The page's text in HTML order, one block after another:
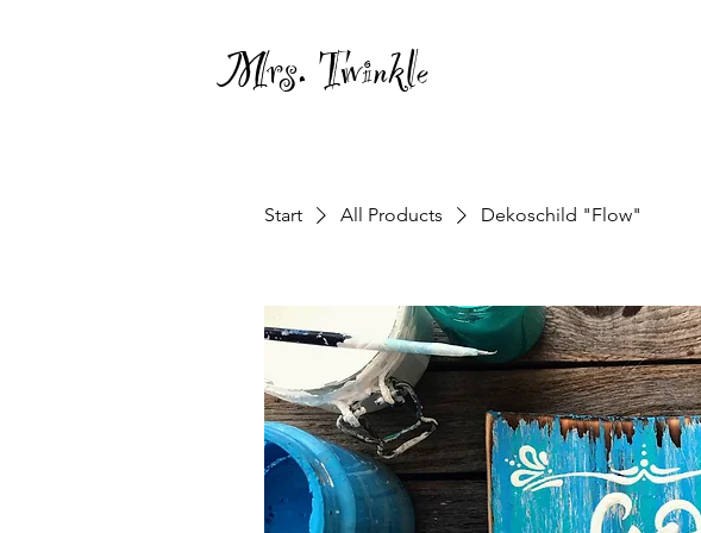
Mrs. Twinkle
Start All Products Dekoschild "Flow"